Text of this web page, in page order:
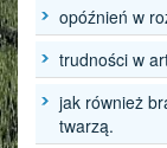
opóźnień w
trudności w
jak również
twarzą.